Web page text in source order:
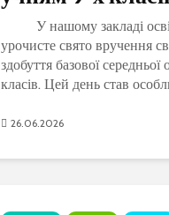
У нашому закладі
урочисте свято вручення
здобуття базової
класів. Цей день став
батьків, учителів таЧитати
26.06.2026